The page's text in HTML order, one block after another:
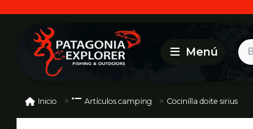
Inicio Artículos camping Cocinilla doite sirius